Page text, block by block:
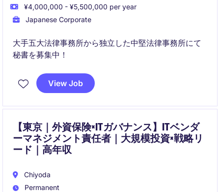
¥4,000,000 - ¥5,500,000 per year
Japanese Corporate
大手五大法律事務所から独立した中堅法律事務所にて
秘書を募集中！
View Job
【東京｜外資保険×ITガバナンス】ITベンダ
ーマネジメント責任者｜大規模投資×戦略リ
ード｜高年収
Chiyoda
Permanent